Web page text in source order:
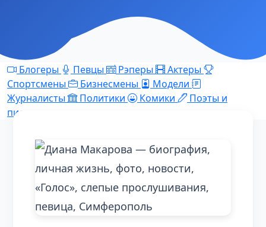
Блогеры Певцы Рэперы
Актеры
Спортсмены
Бизнесмены
Модели
Журналисты
Политики Комики
Поэты и
писатели